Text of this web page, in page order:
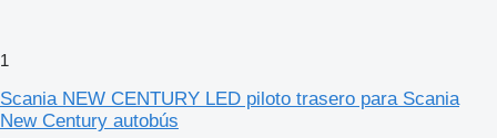
1
Scania NEW CENTURY LED piloto trasero para Scania
New Century autobús